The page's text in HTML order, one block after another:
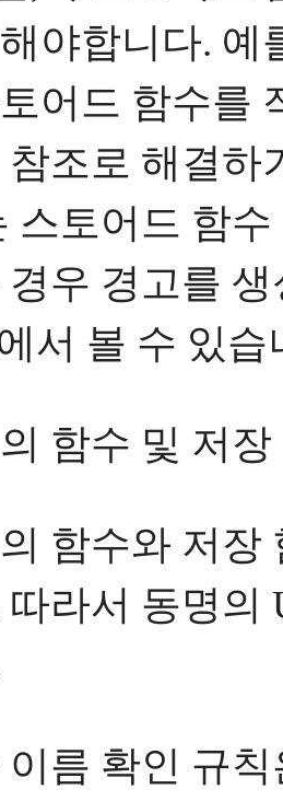
야합니다. 예
어드 함수를
참조로 해결하
스토어드 함
우 경고를
서 볼 수 있습
함수 및 저장
함수와 저장
따라서 동명의
름 확인 규